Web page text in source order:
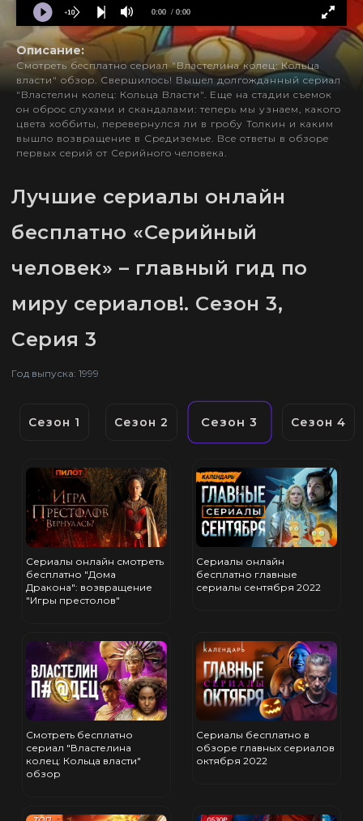
0:00 / 0:00
Описание:
Смотреть бесплатно сериал "Властелина колец: Кольца
власти" обзор. Свершилось! Вышел долгожданный сериал
"Властелин колец: Кольца Власти". Еще на стадии съемок
он оброс слухами и скандалами: теперь мы узнаем, какого
цвета хоббиты, перевернулся ли в гробу Толкин и каким
вышло возвращение в Средиземье. Все ответы в обзоре
первых серий от Серийного человека.
Лучшие сериалы онлайн
бесплатно «Серийный
человек» – главный гид по
миру сериалов!. Сезон 3,
Серия 3
Год выпуска: 1999
Сезон 1 Сезон 2 Сезон 3 Сезон 4
Сериалы онлайн смотреть
бесплатно "Дома
Дракона": возвращение
"Игры престолов"
Сериалы онлайн
бесплатно главные
сериалы сентября 2022
Смотреть бесплатно
сериал "Властелина
колец: Кольца власти"
обзор
Сериалы бесплатно в
обзоре главных сериалов
октября 2022